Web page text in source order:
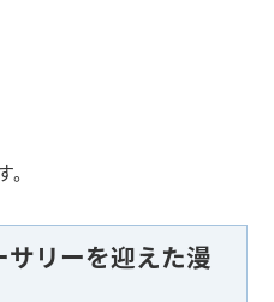
リーを迎えた漫